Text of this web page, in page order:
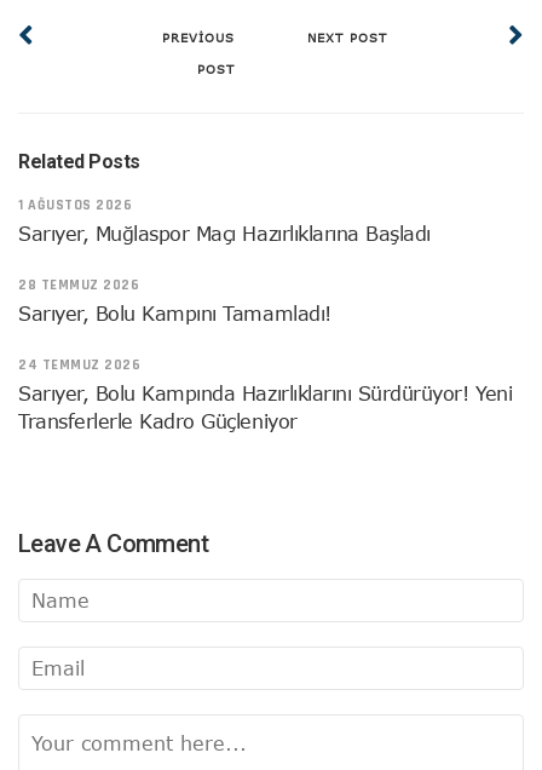
PREVIOUS
POST
NEXT POST
Related Posts
1 AĞUSTOS 2026
Sarıyer, Muğlaspor Maçı Hazırlıklarına Başladı
28 TEMMUZ 2026
Sarıyer, Bolu Kampını Tamamladı!
24 TEMMUZ 2026
Sarıyer, Bolu Kampında Hazırlıklarını Sürdürüyor! Yeni
Transferlerle Kadro Güçleniyor
Leave A Comment